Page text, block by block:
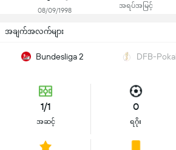
08/09/1998
အရပ်အမြင့်
အချက်အလက်များ
Bundesliga 2 DFB-Pokal
1/1
အဆင့်
0
ရဂိုး